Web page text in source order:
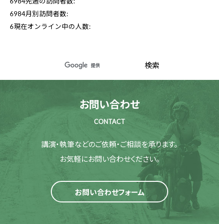
6984月別訪問者数:
6現在オンライン中の人数:
お問い合わせ
CONTACT
講演・執筆などのご依頼・ご相談を承ります。
お気軽にお問い合わせください。
お問い合わせフォーム